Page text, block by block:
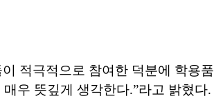
적극적으로 참여한 덕분에 학용
우 뜻깊게 생각한다.”라고 밝혔다.